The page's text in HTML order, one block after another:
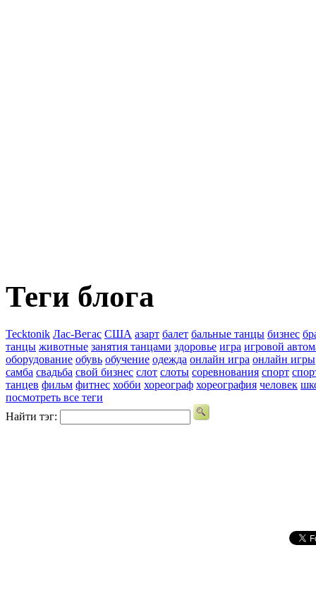
Теги блога
Tecktonik Лас-Вегас США азарт балет бальные танцы бизнес
танцы животные занятия танцами здоровье игра игровой
оборудование обувь обучение одежда онлайн игра онлайн игры
самба свадьба свой бизнес слот слоты соревнования спорт
танцев фильм фитнес хобби хореограф хореография человек
посмотреть все теги
Найти тэг: